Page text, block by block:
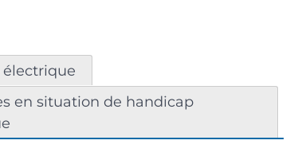
électrique
en situation de handicap